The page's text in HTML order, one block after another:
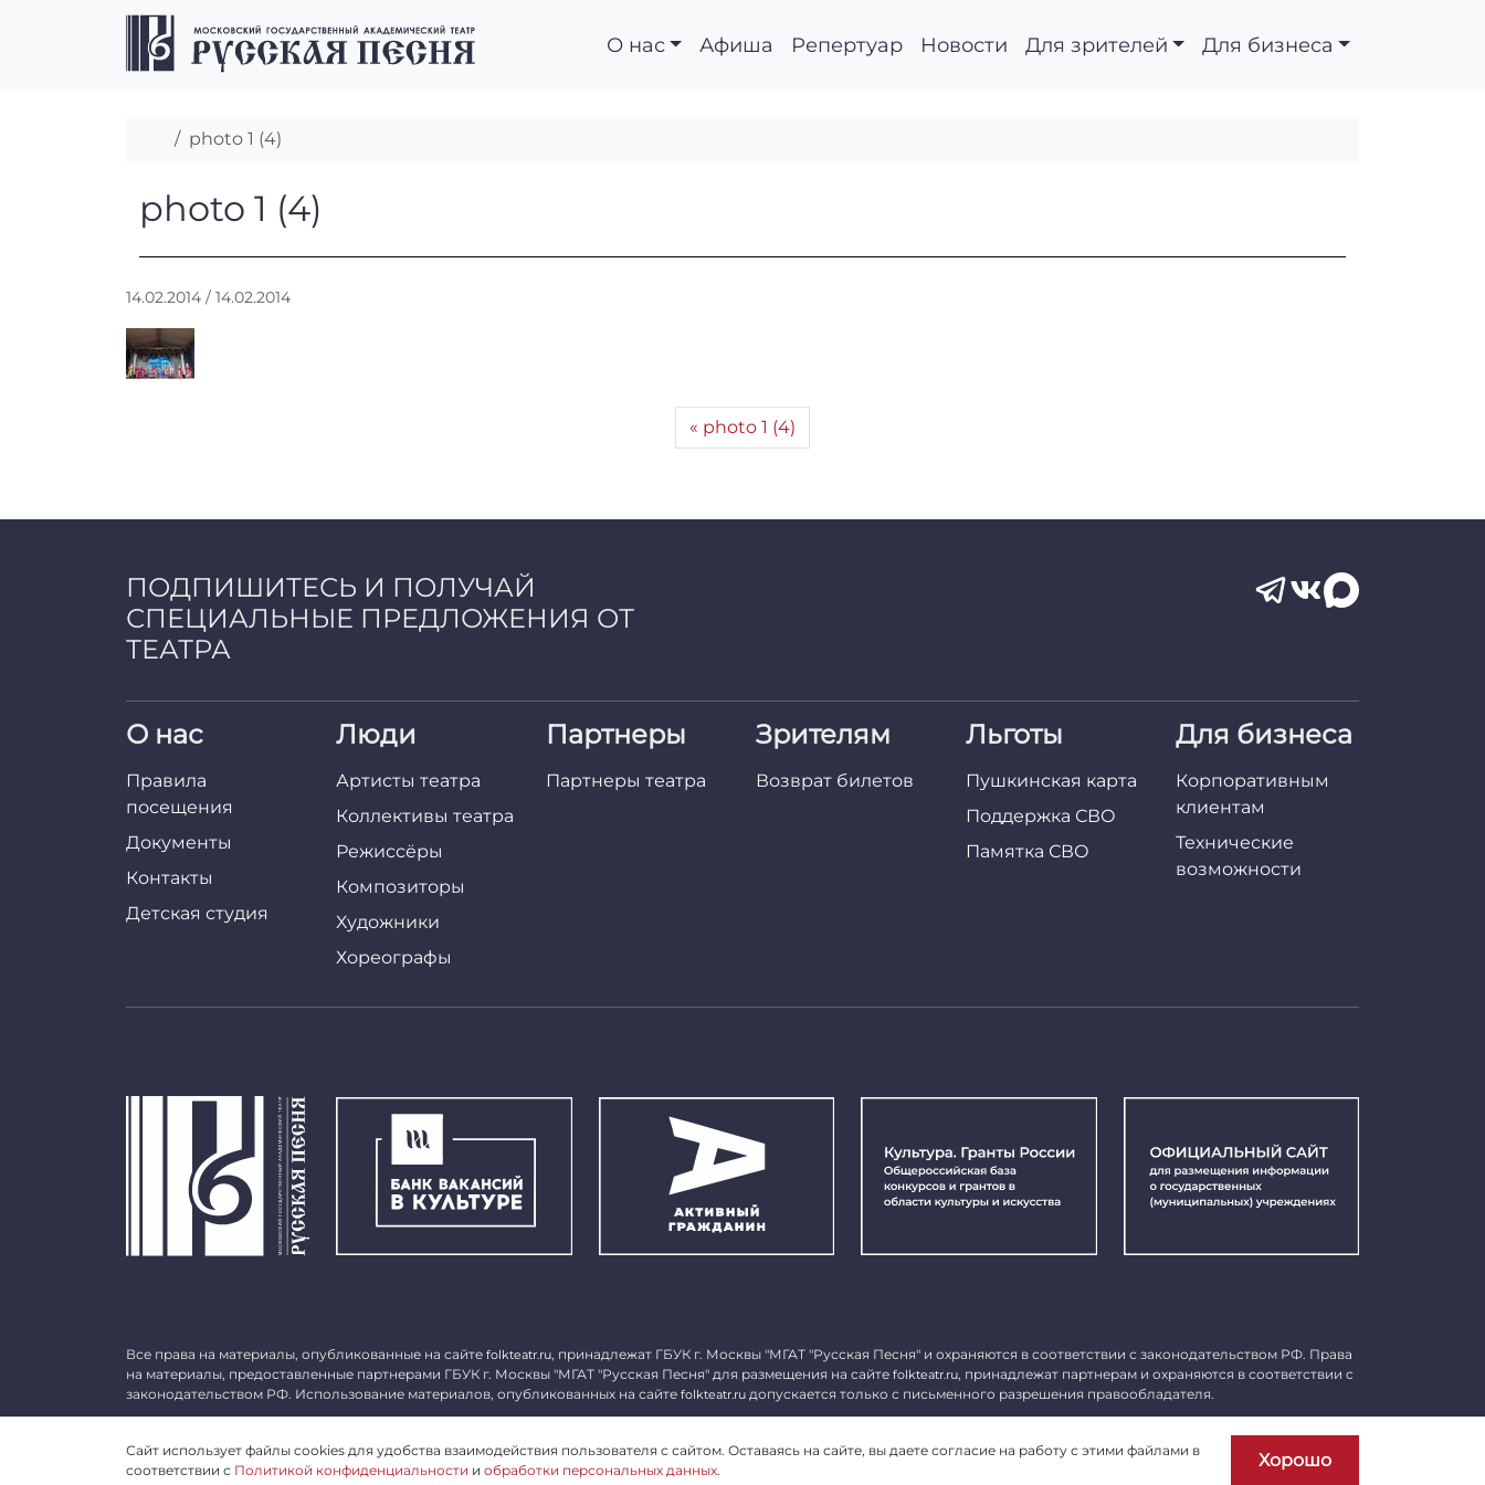
Перейти к содержимому
Перейти к футеру
О нас Афиша Репертуар Новости Для зрителей Для бизнеса
Главная
photo 1 (4)
photo 1 (4)
photo 1 (4)
14.02.2014 / 14.02.2014
i
n
photo 1 (4)
ПОДПИШИТЕСЬ И ПОЛУЧАЙ
СПЕЦИАЛЬНЫЕ ПРЕДЛОЖЕНИЯ ОТ
ТЕАТРА
О нас
Правила
посещения
Документы
Контакты
Детская студия
Люди
Артисты театра
Коллективы театра
Режиссёры
Композиторы
Художники
Хореографы
Партнеры
Партнеры театра
Зрителям
Возврат билетов
Льготы
Пушкинская карта
Поддержка СВО
Памятка СВО
Для бизнеса
Корпоративным
клиентам
Технические
возможности
Все права на материалы, опубликованные на сайте folkteatr.ru, принадлежат ГБУК г. Москвы "МГАТ "Русская Песня" и охраняются в соответствии с законодательством РФ. Права
на материалы, предоставленные партнерами ГБУК г. Москвы "МГАТ "Русская Песня" для размещения на сайте folkteatr.ru, принадлежат партнерам и охраняются в соответствии с
законодательством РФ. Использование материалов, опубликованных на сайте folkteatr.ru допускается только с письменного разрешения правообладателя.
Пользовательское соглашение
Сайт использует файлы cookies для удобства взаимодействия пользователя с сайтом. Оставаясь на сайте, вы даете согласие на работу с этими файлами в
соответствии с Политикой конфиденциальности и обработки персональных данных. Хорошо